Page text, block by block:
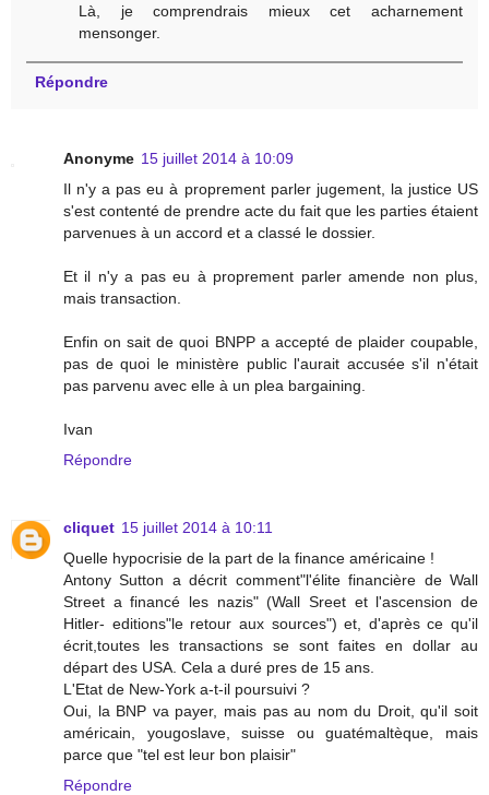
Là, je comprendrais mieux cet acharnement
mensonger.
Répondre
Anonyme 15 juillet 2014 à 10:09
Il n'y a pas eu à proprement parler jugement, la justice US
s'est contenté de prendre acte du fait que les parties étaient
parvenues à un accord et a classé le dossier.
Et il n'y a pas eu à proprement parler amende non plus,
mais transaction.
Enfin on sait de quoi BNPP a accepté de plaider coupable,
pas de quoi le ministère public l'aurait accusée s'il n'était
pas parvenu avec elle à un plea bargaining.
Ivan
Répondre
cliquet 15 juillet 2014 à 10:11
Quelle hypocrisie de la part de la finance américaine !
Antony Sutton a décrit comment"l'élite financière de Wall
Street a financé les nazis" (Wall Sreet et l'ascension de
Hitler- editions"le retour aux sources") et, d'après ce qu'il
écrit,toutes les transactions se sont faites en dollar au
départ des USA. Cela a duré pres de 15 ans.
L'Etat de New-York a-t-il poursuivi ?
Oui, la BNP va payer, mais pas au nom du Droit, qu'il soit
américain, yougoslave, suisse ou guatémaltèque, mais
parce que "tel est leur bon plaisir"
Répondre